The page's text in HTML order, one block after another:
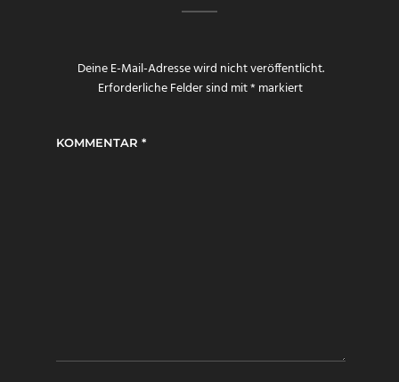
Deine E-Mail-Adresse wird nicht veröffentlicht.
Erforderliche Felder sind mit*markiert
KOMMENTAR *